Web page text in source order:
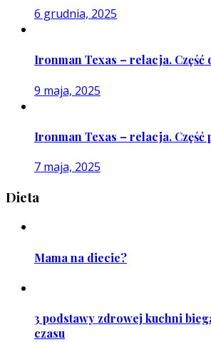
6 grudnia, 2025
Ironman Texas – relacja. Część
9 maja, 2025
Ironman Texas – relacja. Część
7 maja, 2025
Dieta
Mama na diecie?
3 podstawy zdrowej kuchni
czasu